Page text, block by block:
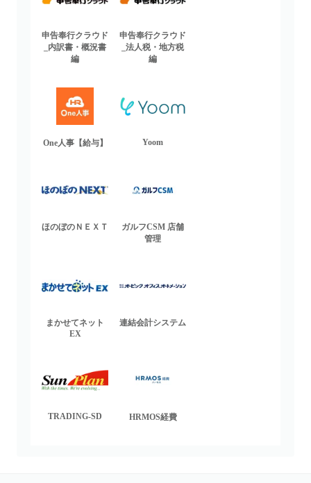
申告奉行クラウド
_内訳書・概況書
編
申告奉行クラウド
_法人税・地方税
編
One人事【給与】 Yoom
ほのぼのＮＥＸＴ
ガルフCSM 店舗
管理
まかせてネット
EX
連結会計システム
TRADING-SD HRMOS経費